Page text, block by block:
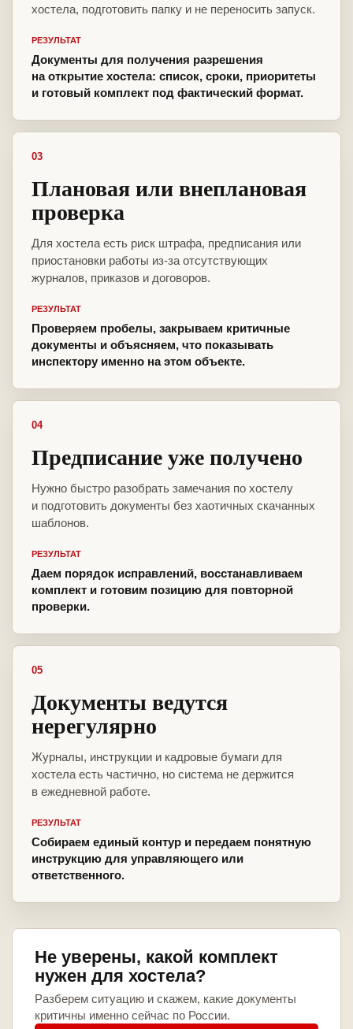
хостела, подготовить папку и не переносить запуск.
РЕЗУЛЬТАТ
Документы для получения разрешения
на открытие хостела: список, сроки, приоритеты
и готовый комплект под фактический формат.
03
Плановая или внеплановая
проверка
Для хостела есть риск штрафа, предписания или
приостановки работы из-за отсутствующих
журналов, приказов и договоров.
РЕЗУЛЬТАТ
Проверяем пробелы, закрываем критичные
документы и объясняем, что показывать
инспектору именно на этом объекте.
04
Предписание уже получено
Нужно быстро разобрать замечания по хостелу
и подготовить документы без хаотичных скачанных
шаблонов.
РЕЗУЛЬТАТ
Даем порядок исправлений, восстанавливаем
комплект и готовим позицию для повторной
проверки.
05
Документы ведутся
нерегулярно
Журналы, инструкции и кадровые бумаги для
хостела есть частично, но система не держится
в ежедневной работе.
РЕЗУЛЬТАТ
Собираем единый контур и передаем понятную
инструкцию для управляющего или
ответственного.
Не уверены, какой комплект
нужен для хостела?
Разберем ситуацию и скажем, какие документы
критичны именно сейчас по России.